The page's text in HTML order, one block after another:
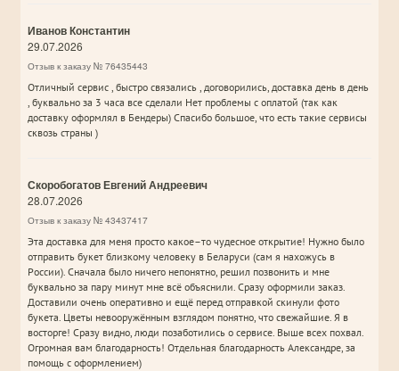
Иванов Константин
29.07.2026
Отзыв к заказу № 76435443
Отличный сервис , быстро связались , договорились, доставка день в день
, буквально за 3 часа все сделали Нет проблемы с оплатой (так как
доставку оформлял в Бендеры) Спасибо большое, что есть такие сервисы
сквозь страны )
Скоробогатов Евгений Андреевич
28.07.2026
Отзыв к заказу № 43437417
Эта доставка для меня просто какое–то чудесное открытие! Нужно было
отправить букет близкому человеку в Беларуси (сам я нахожусь в
России). Сначала было ничего непонятно, решил позвонить и мне
буквально за пару минут мне всё объяснили. Сразу оформили заказ.
Доставили очень оперативно и ещё перед отправкой скинули фото
букета. Цветы невооружённым взглядом понятно, что свежайшие. Я в
восторге! Сразу видно, люди позаботились о сервисе. Выше всех похвал.
Огромная вам благодарность! Отдельная благодарность Александре, за
помощь с оформлением)